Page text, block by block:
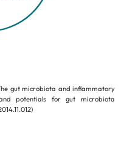
gut microbiota and inflammatory
and potentials for gut microbiota